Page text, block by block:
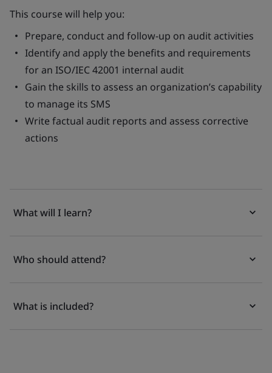
This course will help you:
Prepare, conduct and follow-up on audit activities
Identify and apply the benefits and requirements
for an ISO/IEC 42001 internal audit
Gain the skills to assess an organization’s capability
to manage its SMS
Write factual audit reports and assess corrective
actions
What will I learn?
Who should attend?
What is included?